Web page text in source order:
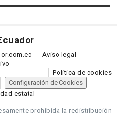
Aviso legal
Política de cookies
Configuración de Cookies
estatal
prohibida la redistribución